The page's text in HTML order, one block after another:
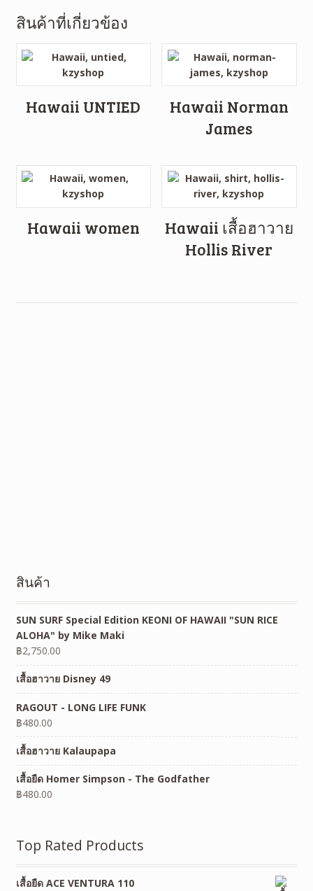
สินค้าที่เกี่ยวข้อง
Hawaii UNTIED
Hawaii Norman
James
Hawaii women
Hawaii เสื้อฮาวาย
Hollis River
สินค้า
SUN SURF Special Edition KEONI OF HAWAII "SUN RICE
ALOHA" by Mike Maki
฿2,750.00
เสื้อฮาวาย Disney 49
RAGOUT - LONG LIFE FUNK
฿480.00
เสื้อฮาวาย Kalaupapa
เสื้อยืด Homer Simpson - The Godfather
฿480.00
Top Rated Products
เสื้อยืด ACE VENTURA 110